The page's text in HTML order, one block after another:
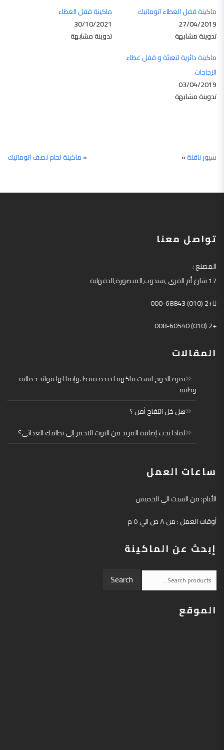
ماكينة قفل الغطاء اتوماتيك
27/04/2019
تدوينة مشابهة
ماكينة قفل الغطاء
30/10/2021
تدوينة مشابهة
ماكينة دائرية لتعبئة و قفل غطاء
الزجاجات
03/04/2019
تدوينة مشابهة
«ماكينة لحام نصف اتوماتيك سيور ناقلة»
تواصل معنا
المصنع:
17شارع أم القرى,سندوب,المنصورة,الدقهلية
+2 (010) 000-68843
+2 (010) 008-60540
المقالات
ثمرة الخوخ ليست فاكهه لذيذة فقط ،وإنما لها فوائد جمالية
وطبية
هل خل التفاح أمن ؟
لماذا يجب إضافة المزيد من التوت الاحمر إلى نظامك الغذائي؟
ساعات العمل
الأيام: من السبت الي الخميس
أوقات العمل : من ٨ ص الي ٥ م
إبحث عن الماكينة
Search
for:
Search
الموقع